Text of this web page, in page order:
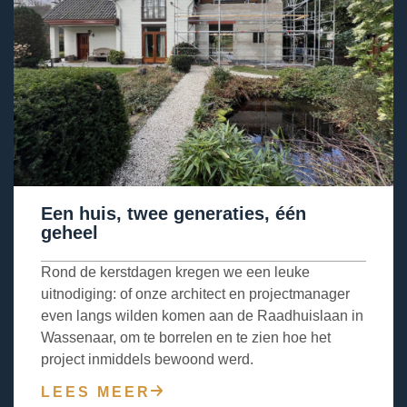
Een huis, twee generaties, één
geheel
Rond de kerstdagen kregen we een leuke
uitnodiging: of onze architect en projectmanager
even langs wilden komen aan de Raadhuislaan in
Wassenaar, om te borrelen en te zien hoe het
project inmiddels bewoond werd.
LEES MEER